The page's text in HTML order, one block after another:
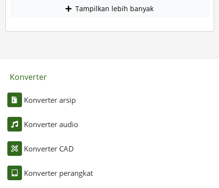
Tampilkan lebih banyak
Konverter
Konverter arsip
Konverter audio
Konverter CAD
Konverter perangkat